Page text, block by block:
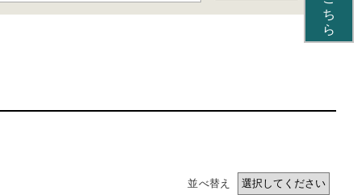
並べ替え